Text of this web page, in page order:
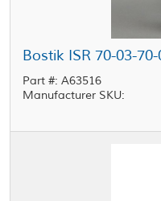
Part #: A63516
Manufacturer SKU: